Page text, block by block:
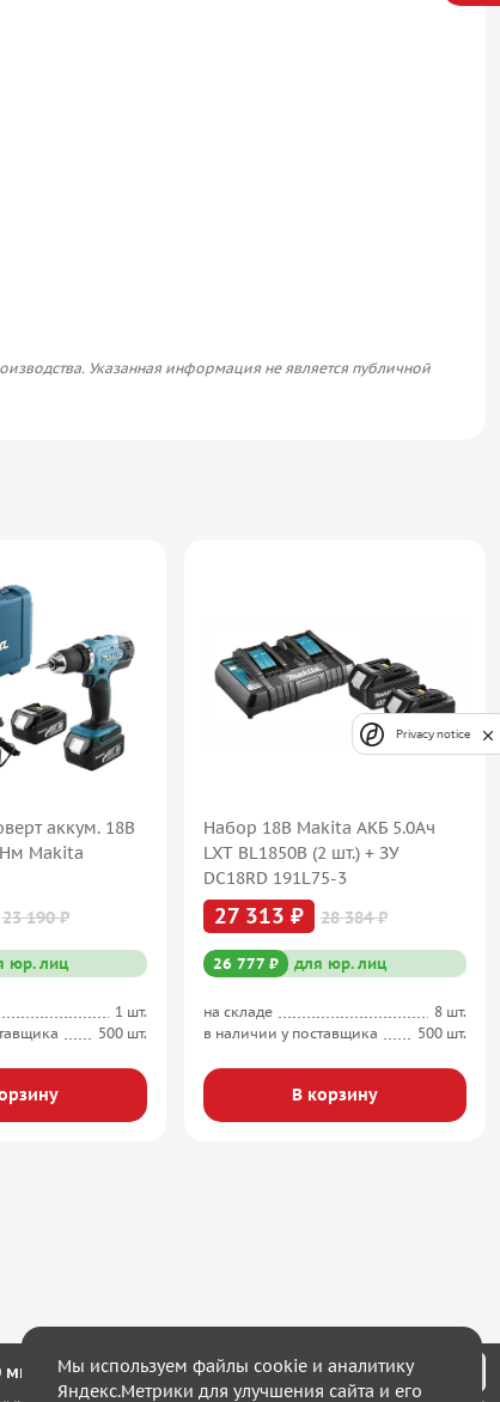
Указанная информация не является публичной
аккум. 18В
Makita
23 190 ₽
юр. лиц
1 шт.
500 шт.
Набор 18В Makita АКБ 5.0Ач
LXT BL1850B (2 шт.) + ЗУ
DC18RD 191L75-3
27 313 ₽ 28 384 ₽
26 777 ₽ для юр. лиц
на складе
8 шт.
в наличии у поставщика
500 шт.
В корзину
минут мы с Вами свяжемся!
Мы используем файлы cookie и аналитику
Яндекс.Метрики для улучшения сайта и его
Privacy notice